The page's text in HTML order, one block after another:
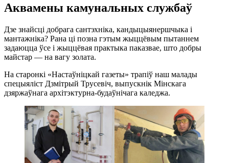
Аквамены камунальных службаў
Дзе знайсці добрага сантэхніка, кандыцыянершчыка і
мантажніка? Рана ці позна гэтым жыццёвым пытаннем
задаюцца ўсе і жыццёвая практыка паказвае, што добры
майстар — на вагу золата.
На старонкі «Настаўнiцкай газеты» трапіў наш малады
спецыяліст Дзмітрый Трусевіч, выпускнік Мінскага
дзяржаўнага архітэктурна-будаўнічага каледжа.